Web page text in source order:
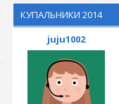
КУПАЛЬНИКИ 2014
juju1002